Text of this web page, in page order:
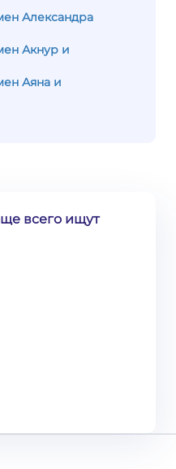
Александра
Акнур и
Аяна и
всего ищут